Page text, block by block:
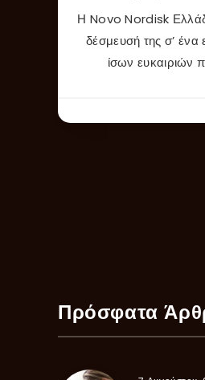
Η Novo Nordisk
δέσμευσή της σ’ ένα
ίσων ευκαιριών
Πρόσφατα